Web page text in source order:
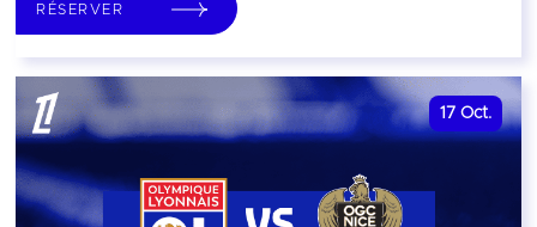
RÉSERVER
17 Oct.